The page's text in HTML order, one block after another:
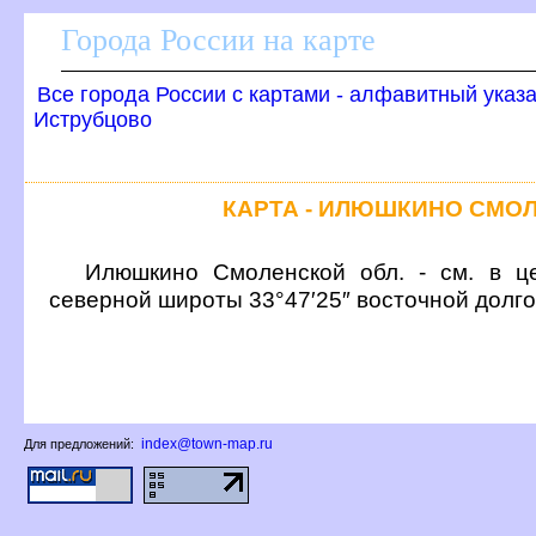
Города России на карте
се города России с картами - алфавитный
Иструбцово
КАРТА - ИЛЮШКИНО
Илюшкино Смоленской обл. - см. в
северной широты 33°47′25″ восточной
Для предложений: index@town-map.ru